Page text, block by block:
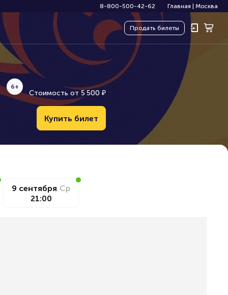
8-800-500-42-62 Главная Москва
Продать билеты
6+
Стоимость от 5500 ₽
Купить билет
9 сентября Ср
21:00